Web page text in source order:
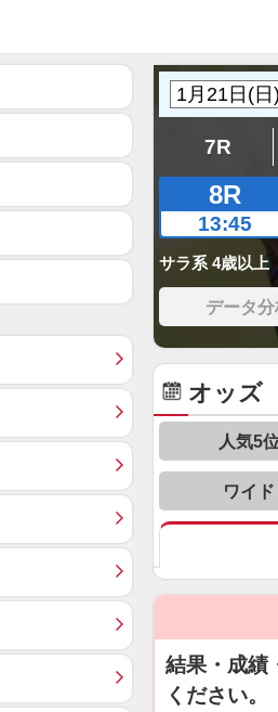
7R
8R
13:45
サラ系 4歳以上
データ
オッズ
人気5
ワイド
結果・成績
ください。